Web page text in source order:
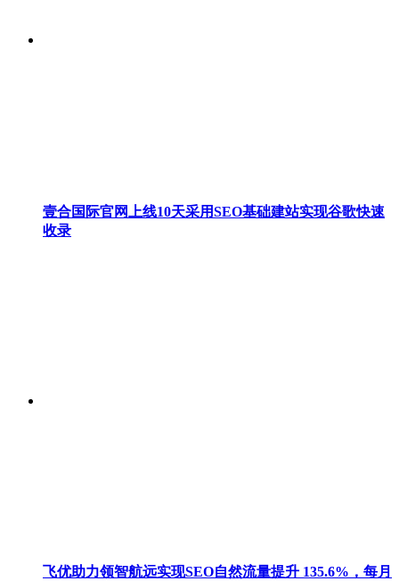
壹合国际官网上线10天采用SEO基础建站实现谷歌快速
收录
飞优助力领智航远实现SEO自然流量提升 135.6%，每月